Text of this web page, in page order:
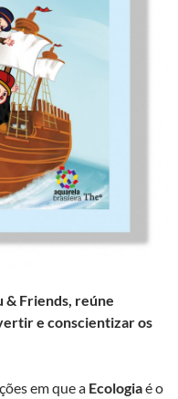
& Friends, reúne
e conscientizar os
em que a Ecologiaé o